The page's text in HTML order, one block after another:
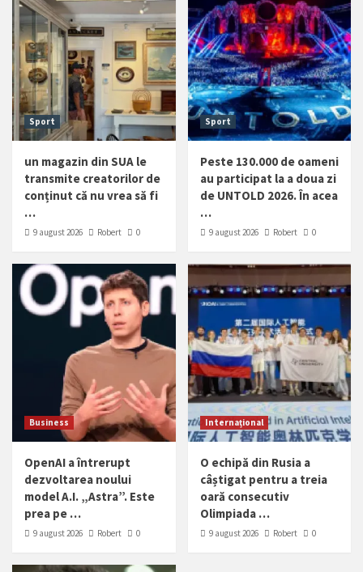
Sport
un magazin din SUA le
transmite creatorilor de
conținut că nu vrea să fi
…
9 august 2026 Robert 0
Sport
Peste 130.000 de oameni
au participat la a doua zi
de UNTOLD 2026. În acea
…
9 august 2026 Robert 0
Business
OpenAI a întrerupt
dezvoltarea noului
model A.I. „Astra”. Este
prea pe …
9 august 2026 Robert 0
Internațional
O echipă din Rusia a
câștigat pentru a treia
oară consecutiv
Olimpiada …
9 august 2026 Robert 0